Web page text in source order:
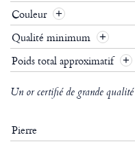
Couleur
Qualité minimum
Poids total approximatif
Un or certifié de grande qualité
Pierre